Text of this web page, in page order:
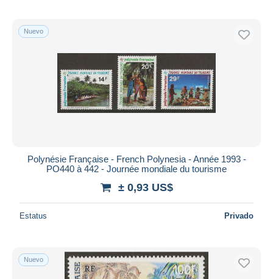
Nuevo
Polynésie Française - French Polynesia - Année 1993 -
PO440 à 442 - Journée mondiale du tourisme
± 0,93 US$
Estatus Privado
Nuevo